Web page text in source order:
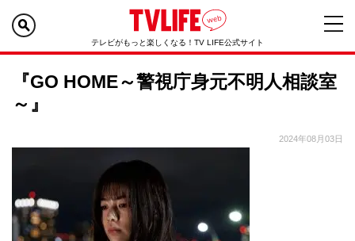
テレビがもっと楽しくなる！TV LIFE公式サイト
『GO HOME～警視庁身元不明人相談室
～』
2024年08月03日